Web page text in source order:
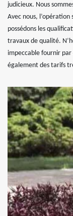
judicieux. Nous
Avec nous,
possédons les
travaux de qualité.
impeccable fournir par
également des tarifs